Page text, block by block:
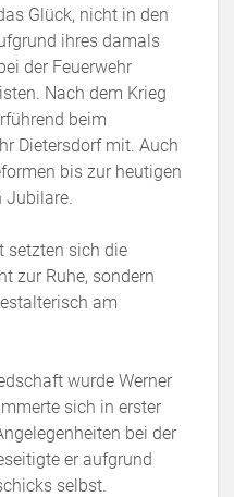
Glück, nicht in den
ihres damals
der Feuerwehr
Nach dem Krieg
beim
Dietersdorf mit. Auch
bis zur heutigen
Jubilare.
setzten sich die
zur Ruhe, sondern
am
wurde Werner
sich in erster
bei der
er aufgrund
selbst.